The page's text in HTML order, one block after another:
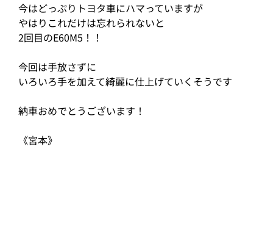
今はどっぷりトヨタ車にハマっていますが
やはりこれだけは忘れられないと
2回目のE60M5！！
今回は手放さずに
いろいろ手を加えて綺麗に仕上げていくそうです
納車おめでとうございます！
《宮本》